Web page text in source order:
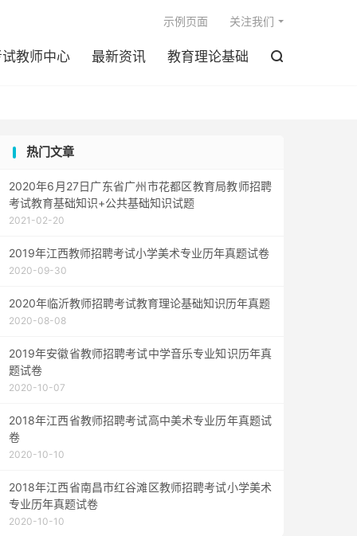
教师中心 最新资讯 教育理论基础 
示例页面 关注我们
热门文章
2020年6月27日广东省广州市花都区教育局教师招聘
考试教育基础知识+公共基础知识试题
2021-02-20
2019年江西教师招聘考试小学美术专业历年真题试卷
2020-09-30
2020年临沂教师招聘考试教育理论基础知识历年真题
2020-08-08
2019年安徽省教师招聘考试中学音乐专业知识历年真
题试卷
2020-10-07
2018年江西省教师招聘考试高中美术专业历年真题试
卷
2020-10-10
2018年江西省南昌市红谷滩区教师招聘考试小学美术
专业历年真题试卷
2020-10-10